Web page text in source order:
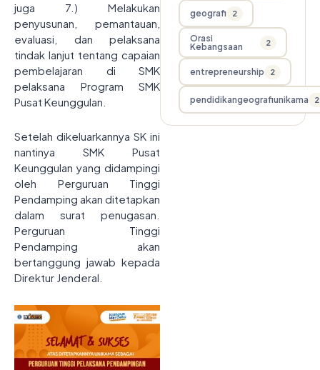
juga 7.) Melakukan
penyusunan, pemantauan,
evaluasi, dan pelaksana
tindak lanjut tentang capaian
pembelajaran di SMK
pelaksana Program SMK
Pusat Keunggulan.
Setelah dikeluarkannya SK ini
nantinya SMK Pusat
Keunggulan yang didampingi
oleh Perguruan Tinggi
Pendamping akan ditetapkan
dalam surat penugasan.
Perguruan Tinggi
Pendamping akan
bertanggung jawab kepada
Direktur Jenderal.
geografi 2
Orasi
Kebangsaan
2
entrepreneurship 2
pendidikangeografiunikama 2